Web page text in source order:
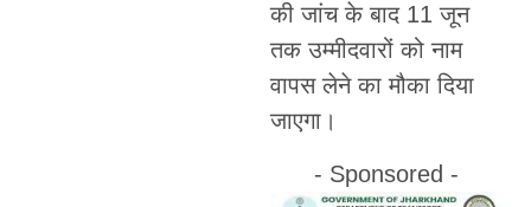
की जांच के बाद 11 जून
तक उम्मीदवारों को नाम
वापस लेने का मौका दिया
जाएगा।
- Sponsored -